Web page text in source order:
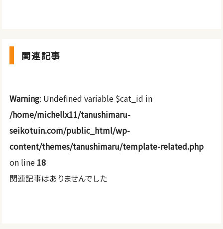
関連記事
Warning: Undefined variable $cat_id in
/home/michellx11/tanushimaru-
seikotuin.com/public_html/wp-
content/themes/tanushimaru/template-related.php
on line 18
関連記事はありませんでした